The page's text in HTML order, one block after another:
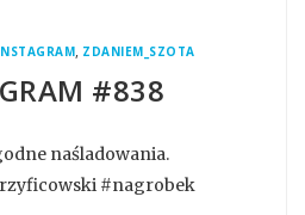
, ZDANIEM_SZOTA
#838
naśladowania.
#nagrobek